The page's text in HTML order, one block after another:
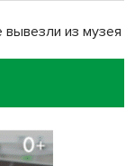
вывезли из музея
сыграла мать